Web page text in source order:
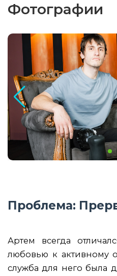
Фотографии
Проблема:
Артем всегда
любовью к активному
служба для него была